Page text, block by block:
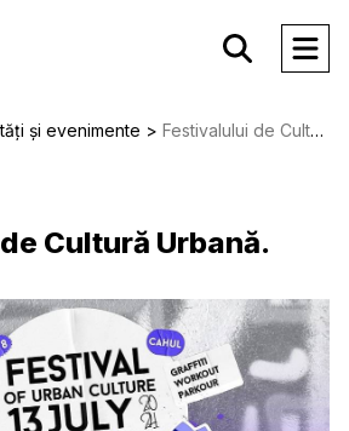
și evenimente Festivalului de Cultură Urbană.
Cultură Urbană.